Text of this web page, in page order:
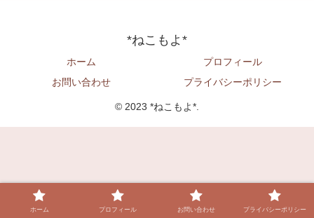
*ねこもよ*
ホーム
プロフィール
お問い合わせ
プライバシーポリシー
© 2023 *ねこもよ*.
ホーム プロフィール お問い合わせ プライバシーポリシー